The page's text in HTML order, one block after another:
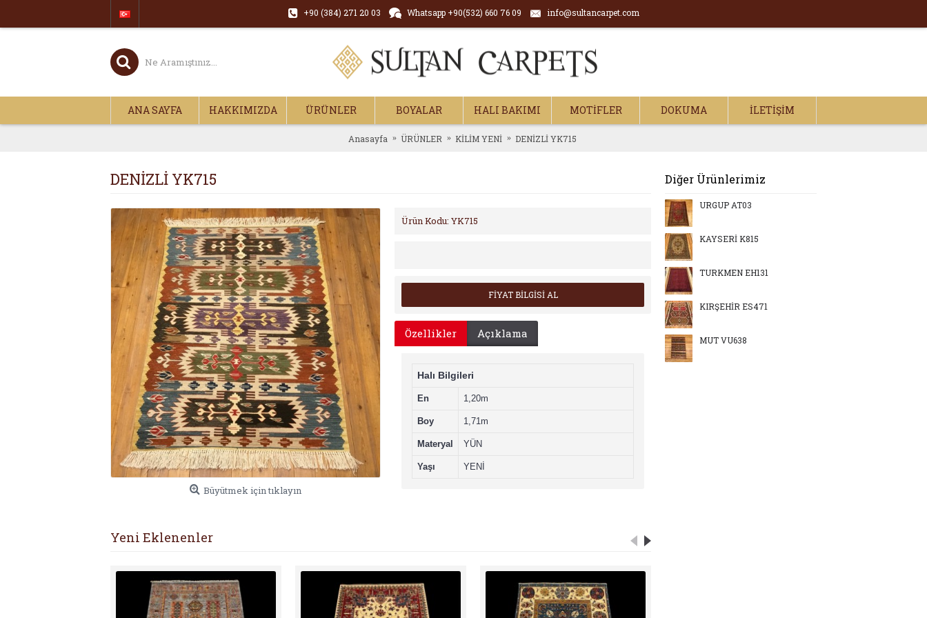
+90 (384) 271 20 03 Whatsapp +90(532) 660 76 09 info@sultancarpet.com
ANA SAYFA HAKKIMIZDA ÜRÜNLER BOYALAR HALI BAKIMI MOTİFLER DOKUMA İLETIŞIM
Anasayfa ÜRÜNLER KİLİM YENİ DENİZLİ YK715
Diğer Ürünlerimiz
ÜRGÜP AT03
KAYSERİ K815
TÜRKMEN EH131
KIRŞEHİR ES471
MUT VU638
DENİZLİ YK715
Büyütmek için tıklayın
Ürün Kodu: YK715
FİYAT BİLGİSİ AL
Özellikler Açıklama
Halı Bilgileri
En 1,20m
Boy 1,71m
Materyal YÜN
Yaşı YENİ
Yeni Eklenenler